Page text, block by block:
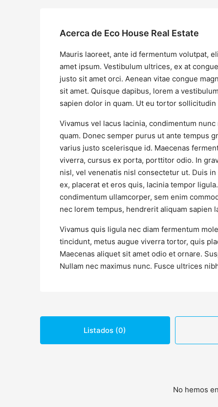
Acerca de Eco House Real Estate
Mauris laoreet, ante id fermentum volutpat,
amet ipsum. Vestibulum ultrices, ex at
justo sit amet orci. Aenean vitae congue
sit amet. Quisque dapibus, lorem a
sapien dolor in quam. Ut eu tortor
Vivamus vel lacus lacinia, condimentum
quam. Donec semper purus ut ante tempus
varius justo scelerisque id. Maecenas
viverra, cursus ex porta, porttitor odio. In
nisl, vel venenatis nisl consectetur ut. Duis
ex, placerat et eros quis, lacinia tempor
condimentum ullamcorper, sem enim
nec lorem tempus, hendrerit aliquam sapien
Vivamus quis ligula nec diam fermentum
tincidunt, metus augue viverra tortor, quis
Maecenas aliquet sit amet odio et ornare.
Nullam nec maximus nunc. Fusce ultrices
Listados (0)
No hemos